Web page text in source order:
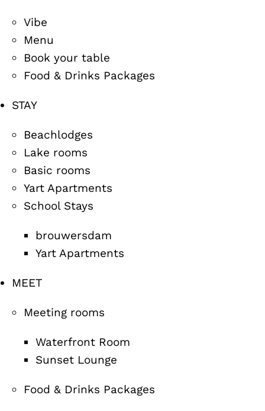
Vibe
Menu
Book your table
Food & Drinks Packages
STAY
Beachlodges
Lake rooms
Basic rooms
Yart Apartments
School Stays
brouwersdam
Yart Apartments
MEET
Meeting rooms
Waterfront Room
Sunset Lounge
Food & Drinks Packages